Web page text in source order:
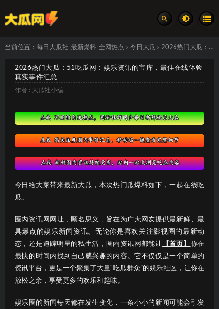
当前位置： 每日大瓜社-最新爆料-全网热点 > 今日大瓜 > 2026热门大瓜：51吃瓜网：娱乐资讯的宝库，最佳在线体验 真实事件汇总
2026热门大瓜：51吃瓜网：娱乐资讯的宝库，最佳在线体验
真实事件汇总
作者 : 大瓜社小编
今日给大家带来最新大瓜，本次热门瓜爆料如下，一起在线吃
瓜。
圈内资讯网网址，顾名思义，旨在为广大网友提供最新鲜、最
具爆点的娱乐新闻资讯。无论你是喜欢关注影视圈的最新动
态，还是追踪明星的私生活，圈内资讯网都能让 【首页】 你在
最快的时间内找到自己感兴趣的内容。它不仅仅是一个简单的
资讯平台，更是一个聚集了大量“吃瓜群众”的娱乐社区，让你在
放松之余，享受更多的欢乐和趣味。
娱乐圈的新闻每天都在发生变化，一条小小的新闻可能会引发